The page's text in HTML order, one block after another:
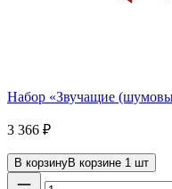
Набор «Звучащие
3 366 ₽
В корзинуВ корзине 1 шт